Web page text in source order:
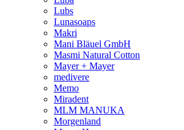
Lubs
Lunasoaps
Makri
Mani Bläuel GmbH
Masmi Natural Cotton
Mayer + Mayer
medivere
Memo
Miradent
MLM MANUKA
Morgenland